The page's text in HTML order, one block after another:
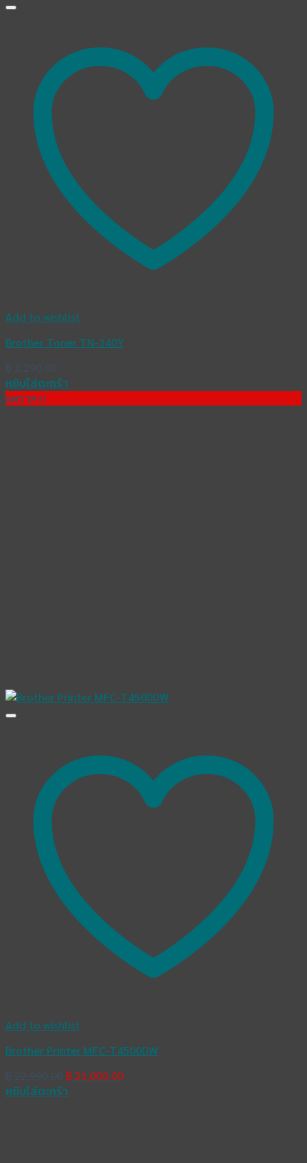
Add to wishlist
Brother Toner TN-340Y
฿ 2,290.00
หยิบใส่ตะกร้า
ลดราคา!
Add to wishlist
Brother Printer MFC-T4500DW
฿22,990.00 Original
price
฿ 21,000.00Current
หยิบใส่ตะกร้า